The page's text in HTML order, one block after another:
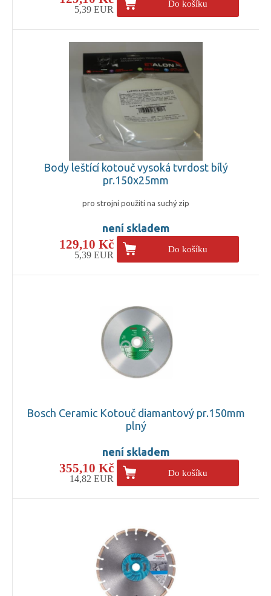
5,39 EUR
Do košíku
Body leštící kotouč vysoká tvrdost bílý
pr.150x25mm
pro strojní použití na suchý zip
není skladem
129,10 Kč
5,39 EUR
Do košíku
Bosch Ceramic Kotouč diamantový pr.150mm
plný
není skladem
355,10 Kč
14,82 EUR
Do košíku